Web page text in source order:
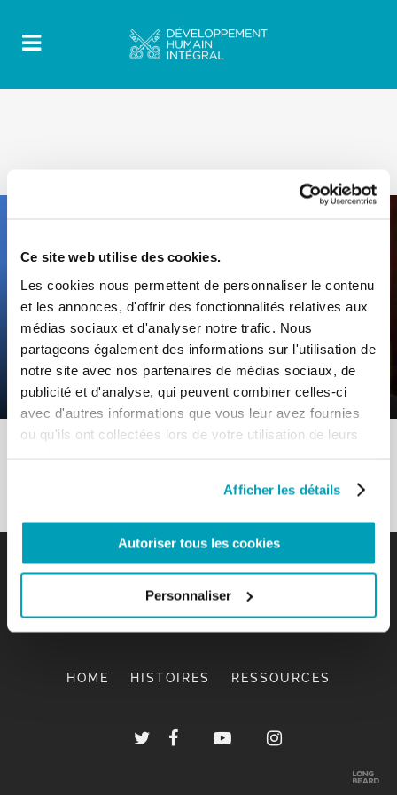
Ce site web utilise des cookies.
Les cookies nous permettent de personnaliser le contenu
et les annonces, d'offrir des fonctionnalités relatives aux
médias sociaux et d'analyser notre trafic. Nous
partageons également des informations sur l'utilisation de
notre site avec nos partenaires de médias sociaux, de
publicité et d'analyse, qui peuvent combiner celles-ci
avec d'autres informations que vous leur avez fournies
ou qu'ils ont collectées lors de votre utilisation de leurs
Afficher les détails
Autoriser tous les cookies
Personnaliser
16 Juin 2023 | ByMrclient | 0
Comments
Libre de choisir d’émigrer ou de rester
– Les causes de la migration « forcée »
HOME HISTOIRES RESSOURCES